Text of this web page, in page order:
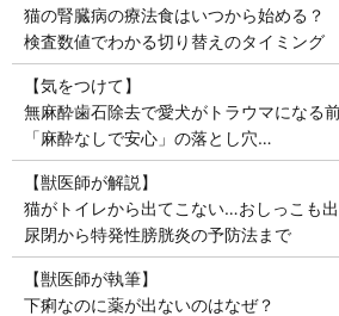
猫の腎臓病の療法食はいつから始める？
検査数値でわかる切り替えのタイミング
【気をつけて】
無麻酔歯石除去で愛犬がトラウマになる
「麻酔なしで安心」の落とし穴…
【獣医師が解説】
猫がトイレから出てこない…おしっこも
尿閉から特発性膀胱炎の予防法まで
【獣医師が執筆】
下痢なのに薬が出ないのはなぜ？